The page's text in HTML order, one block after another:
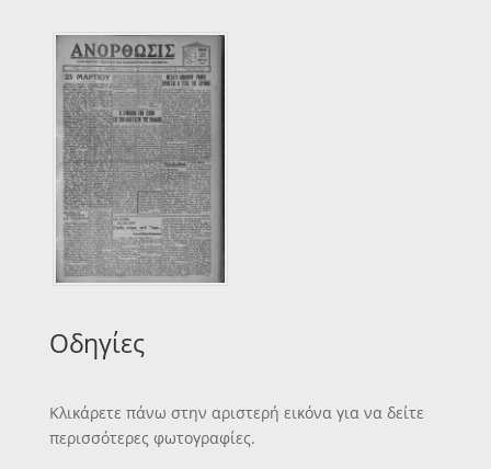
Οδηγίες
Κλικάρετε πάνω στην αριστερή εικόνα για να δείτε
περισσότερες φωτογραφίες.